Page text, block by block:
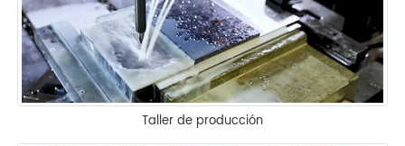
Taller de producción